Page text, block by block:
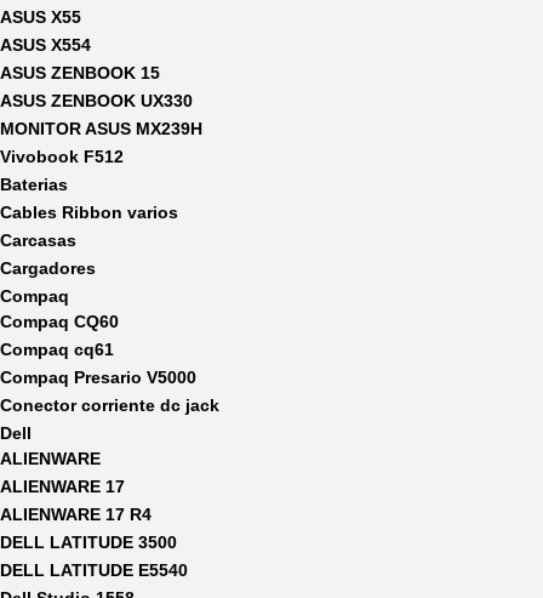
ASUS X55
ASUS X554
ASUS ZENBOOK 15
ASUS ZENBOOK UX330
MONITOR ASUS MX239H
Vivobook F512
Baterias
Cables Ribbon varios
Carcasas
Cargadores
Compaq
Compaq CQ60
Compaq cq61
Compaq Presario V5000
Conector corriente dc jack
Dell
ALIENWARE
ALIENWARE 17
ALIENWARE 17 R4
DELL LATITUDE 3500
DELL LATITUDE E5540